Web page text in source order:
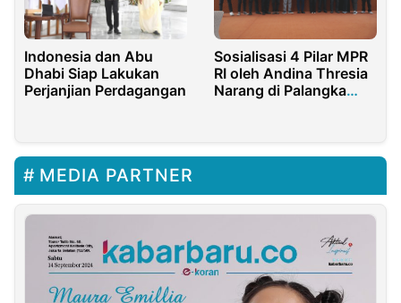
Indonesia dan Abu
Dhabi Siap Lakukan
Perjanjian Perdagangan
Sosialisasi 4 Pilar MPR
RI oleh Andina Thresia
Narang di Palangka
MEDIA PARTNER